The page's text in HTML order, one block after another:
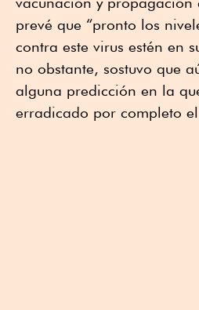
prevé que “pronto los
contra este virus estén en
no obstante, sostuvo que
alguna predicción en la
erradicado por completo